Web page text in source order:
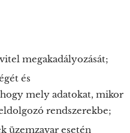
megakadályozását;
és
mely adatokat, mikor
rendszerekbe;
üzemzavar esetén